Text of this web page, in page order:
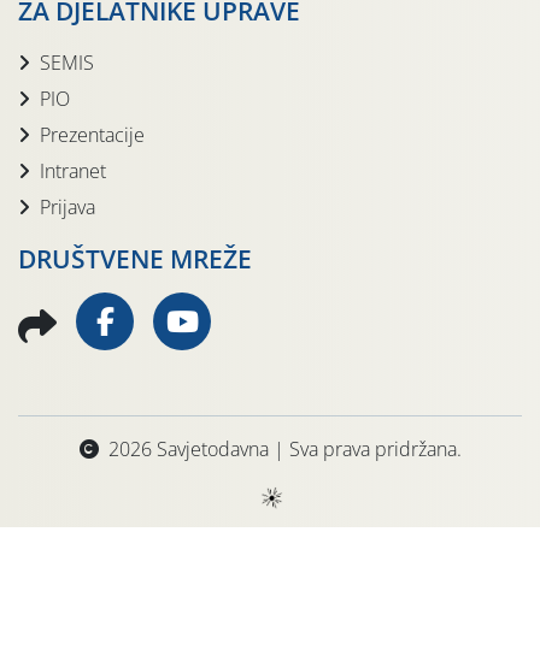
ZA DJELATNIKE UPRAVE
SEMIS
PIO
Prezentacije
Intranet
Prijava
DRUŠTVENE MREŽE
2026 Savjetodavna | Sva prava pridržana.